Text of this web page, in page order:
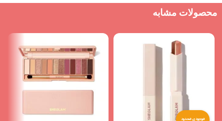
محصولات مشابه
موجودی محدود